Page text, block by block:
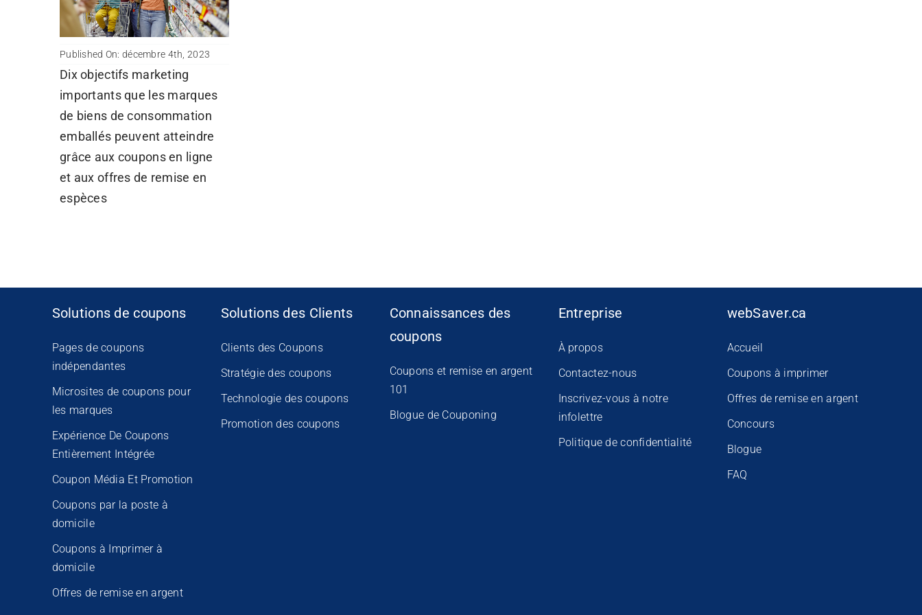
Published On: décembre 4th, 2023
Dix objectifs marketing
importants que les marques
de biens de consommation
emballés peuvent atteindre
grâce aux coupons en ligne
et aux offres de remise en
espèces
Solutions de coupons
Pages de coupons
indépendantes
Microsites de coupons pour
les marques
Expérience De Coupons
Entièrement Intégrée
Coupon Média Et Promotion
Coupons par la poste à
domicile
Coupons à Imprimer à
domicile
Offres de remise en argent
Solutions des Clients
Clients des Coupons
Stratégie des coupons
Technologie des coupons
Promotion des coupons
Connaissances des
coupons
Coupons et remise en argent
101
Blogue de Couponing
Entreprise
À propos
Contactez-nous
Inscrivez-vous à notre
infolettre
Politique de confidentialité
webSaver.ca
Accueil
Coupons à imprimer
Offres de remise en argent
Concours
Blogue
FAQ